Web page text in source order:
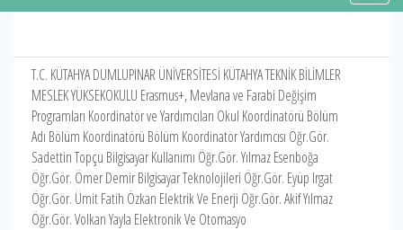
T.C. KÜTAHYA DUMLUPINAR ÜNİVERSİTESİ KÜTAHYA TEKNİK BİLİMLER
MESLEK YÜKSEKOKULU Erasmus+, Mevlana ve Farabi Değişim
Programları Koordinatör ve Yardımcıları Okul Koordinatörü Bölüm
Adı Bölüm Koordinatörü Bölüm Koordinatör Yardımcısı Öğr.Gör.
Sadettin Topçu Bilgisayar Kullanımı Öğr.Gör. Yılmaz Esenboğa
Öğr.Gör. Ömer Demir Bilgisayar Teknolojileri Öğr.Gör. Eyüp Irgat
Öğr.Gör. Ümit Fatih Özkan Elektrik Ve Enerji Öğr.Gör. Akif Yılmaz
Öğr.Gör. Volkan Yayla Elektronik Ve Otomasyo